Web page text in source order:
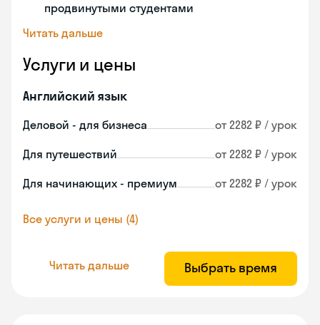
продвинутыми студентами
Читать дальше
Услуги и цены
Английский язык
Деловой - для бизнеса от 2282 ₽ / урок
Для путешествий от 2282 ₽ / урок
Для начинающих - премиум от 2282 ₽ / урок
Все услуги и цены (4)
Читать дальше Выбрать время